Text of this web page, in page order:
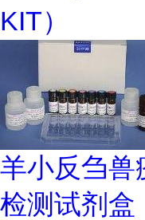
KIT）
羊小反刍兽
检测试剂盒